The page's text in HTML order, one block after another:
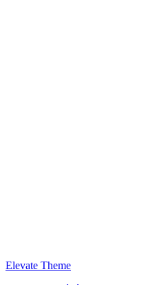
Elevate Theme